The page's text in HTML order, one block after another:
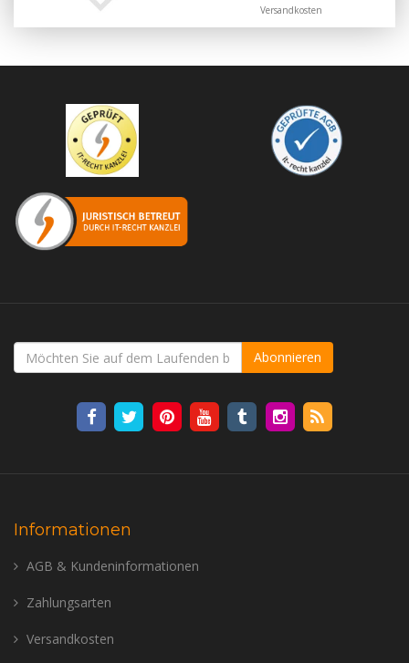
Versandkosten
Abonnieren
Informationen
AGB & Kundeninformationen
Zahlungsarten
Versandkosten